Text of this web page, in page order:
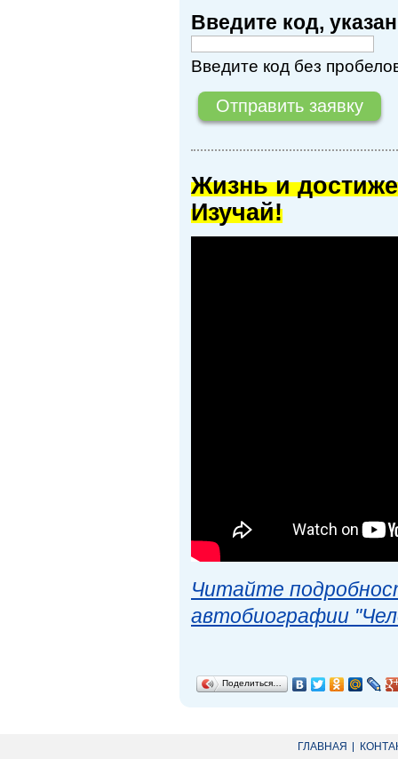
Введите код,
Введите код без
Жизнь и
Изучай!
Читайте
автобиографии
Поделиться…
ГЛАВНАЯ